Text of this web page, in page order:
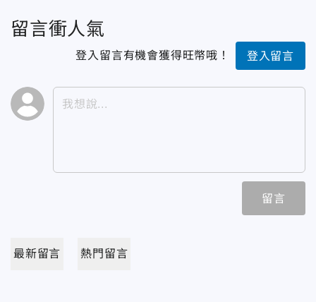
留言衝人氣
登入留言有機會獲得旺幣哦！ 登入留言
留言
最新留言 熱門留言